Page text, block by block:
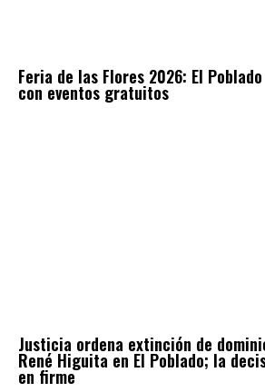
Feria de las Flores 2026: El
con eventos gratuitos
Justicia ordena extinción de
René Higuita en El Poblado; la
en firme